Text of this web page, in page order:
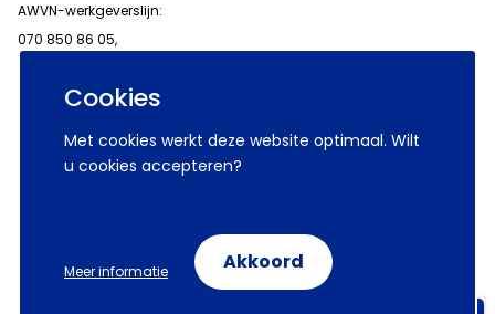
Cookies
Met cookies werkt deze website optimaal. Wilt
u cookies accepteren?
Meer informatie Akkoord
AWVN-werkgeverslijn:
070 850 86 05,
© 2026 AWVN
Volg ons op: